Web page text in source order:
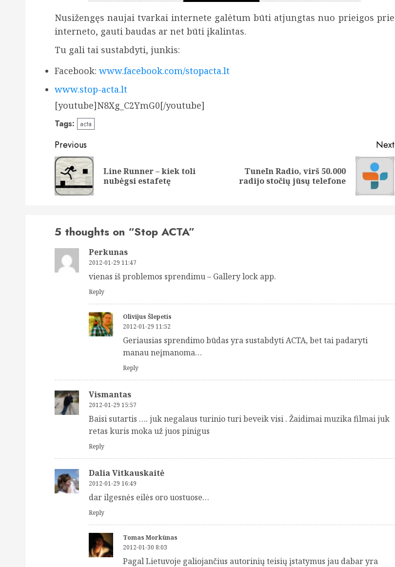
Nusižengęs naujai tvarkai internete galėtum būti atjungtas nuo prieigos prie
interneto, gauti baudas ar net būti įkalintas.
Tu gali tai sustabdyti, junkis:
Facebook: www.facebook.com/stopacta.lt
www.stop-acta.lt
[youtube]N8Xg_C2YmG0[/youtube]
Tags: acta
Post
navigation
Previous
Previous
post:
Line Runner – kiek toli
nubėgsi estafetę
Next
post:
TuneIn Radio, virš 50.000
radijo stočių jūsų telefone
5 thoughts on “Stop ACTA”
Perkunas
2012-01-29 11:47
vienas iš problemos sprendimu – Gallery lock app.
Reply
Olivijus Šlepetis
2012-01-29 11:52
Geriausias sprendimo būdas yra sustabdyti ACTA, bet tai padaryti
manau neįmanoma…
Reply
Vismantas
2012-01-29 15:57
Baisi sutartis …. juk negalaus turinio turi beveik visi . Žaidimai muzika filmai juk
retas kuris moka už juos pinigus
Reply
Dalia Vitkauskaitė
2012-01-29 16:49
dar ilgesnės eilės oro uostuose…
Reply
Tomas Morkūnas
2012-01-30 8:03
Pagal Lietuvoje galiojančius autorinių teisių įstatymus jau dabar yra